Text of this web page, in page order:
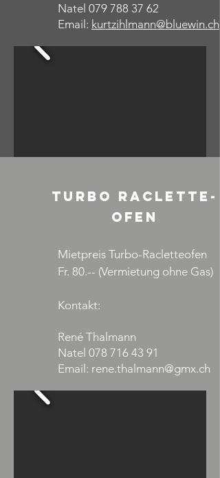
Natel 079 788 37 62
Email: kurtzihlmann@bluewin.ch
TURBO RACLETTE-
OFEN
Mietpreis Turbo-Racletteofen
Fr. 80.-- (Vermietung ohne Gas)
Kontakt:
René Thalmann
Natel 078 716 43 91
Email: rene.thalmann@gmx.ch